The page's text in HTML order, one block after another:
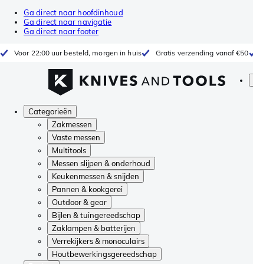
Ga direct naar hoofdinhoud
Ga direct naar navigatie
Ga direct naar footer
Voor 22:00 uur besteld, morgen in huis Gratis verzending vanaf €50
Categorieën
Zakmessen
Vaste messen
Multitools
Messen slijpen & onderhoud
Keukenmessen & snijden
Pannen & kookgerei
Outdoor & gear
Bijlen & tuingereedschap
Zaklampen & batterijen
Verrekijkers & monoculairs
Houtbewerkingsgereedschap